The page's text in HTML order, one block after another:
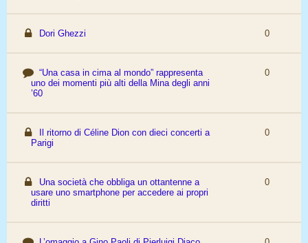
Dori Ghezzi 0
“Una casa in cima al mondo” rappresenta
uno dei momenti più alti della Mina degli anni
’60
0
Il ritorno di Céline Dion con dieci concerti a
Parigi
0
Una società che obbliga un ottantenne a
usare uno smartphone per accedere ai propri
diritti
0